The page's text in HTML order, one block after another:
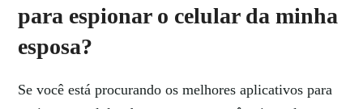
para espionar o celular da minha
esposa?
Se você está procurando os melhores aplicativos para